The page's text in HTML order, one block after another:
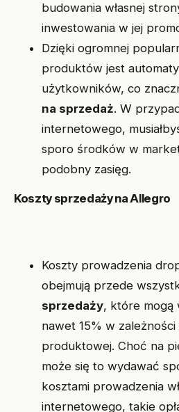
budowania własnej
inwestowania w jej
Dzięki ogromnej
produktów jest
użytkowników, co
na sprzedaż. W
internetowego,
sporo środków w
podobny zasięg.
Koszty sprzedaży na Allegro
Koszty prowadzenia
obejmują przede
sprzedaży, które mogą
nawet 15% w
produktowej. Choć na
może się to wydawać
kosztami prowadzenia
internetowego, takie